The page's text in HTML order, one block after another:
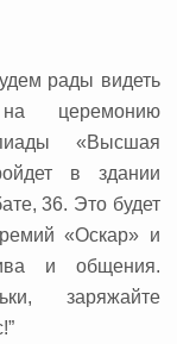
рады видеть
на церемонию
«Высшая
в здании
36. Это будет
«Оскар» и
и общения.
заряжайте